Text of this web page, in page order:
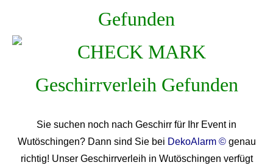
Gefunden
Sie suchen noch nach Geschirr für Ihr Event in
Wutöschingen? Dann sind Sie bei DekoAlarm ©genau
richtig! Unser Geschirrverleih in Wutöschingen verfügt